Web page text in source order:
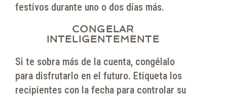
festivos durante uno o dos días más.
CONGELAR
INTELIGENTEMENTE
Si te sobra más de la cuenta, congélalo
para disfrutarlo en el futuro. Etiqueta los
recipientes con la fecha para controlar su